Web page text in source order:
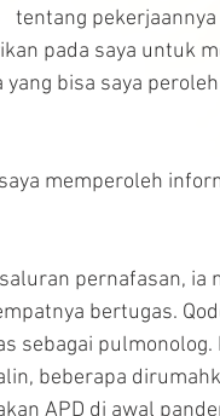
tentang
pada saya untuk
bisa saya
memperoleh
pernafasan, ia
bertugas.
sebagai
beberapa
APD di awal